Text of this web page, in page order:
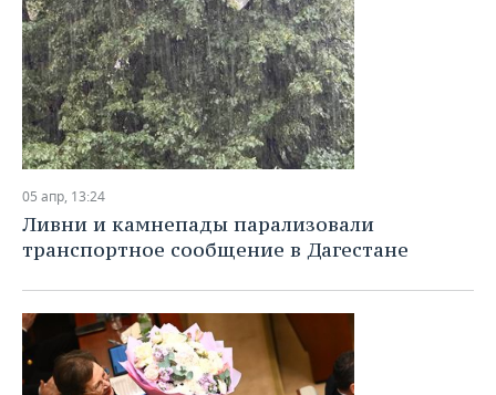
05 апр, 13:24
Ливни и камнепады парализовали
транспортное сообщение в Дагестане